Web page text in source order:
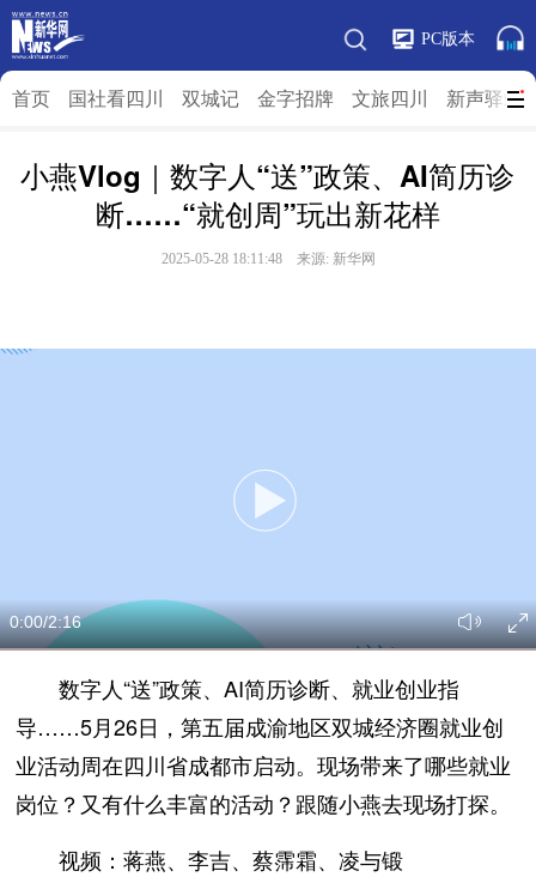
PC版本
首页 国社看四川 双城记 金字招牌 文旅四川 新声驿站
小燕Vlog｜数字人“送”政策、AI简历诊
断……“就创周”玩出新花样
2025-05-28 18:11:48 来源: 新华网
0:00/2:16
数字人“送”政策、AI简历诊断、就业创业指
导……5月26日，第五届成渝地区双城经济圈就业创
业活动周在四川省成都市启动。现场带来了哪些就业
岗位？又有什么丰富的活动？跟随小燕去现场打探。
视频：蒋燕、李吉、蔡霈霜、凌与锻